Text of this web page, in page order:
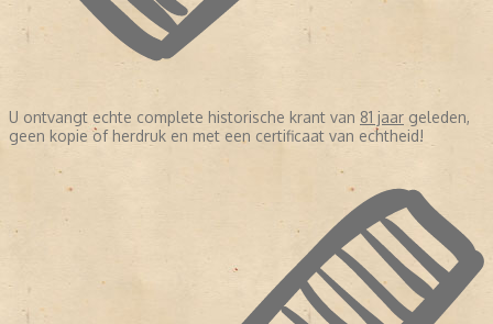
U ontvangt echte complete historische krant van 81 jaar geleden,
geen kopie of herdruk en met een certificaat van echtheid!